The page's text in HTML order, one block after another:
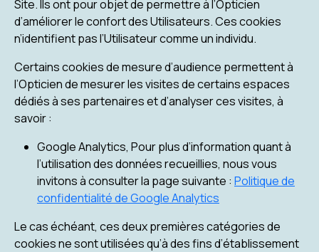
Site. Ils ont pour objet de permettre à l’Opticien
d’améliorer le confort des Utilisateurs. Ces cookies
n’identifient pas l’Utilisateur comme un individu.
Certains cookies de mesure d’audience permettent à
l’Opticien de mesurer les visites de certains espaces
dédiés à ses partenaires et d’analyser ces visites, à
savoir :
Google Analytics, Pour plus d’information quant à
l’utilisation des données recueillies, nous vous
invitons à consulter la page suivante : Politique de
confidentialité de Google Analytics
Le cas échéant, ces deux premières catégories de
cookies ne sont utilisées qu’à des fins d’établissement